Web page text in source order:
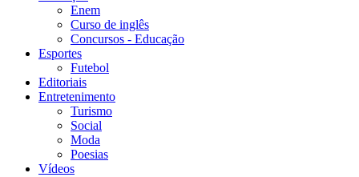
Enem
Curso de inglês
Concursos - Educação
Esportes
Futebol
Editoriais
Entretenimento
Turismo
Social
Moda
Poesias
Vídeos